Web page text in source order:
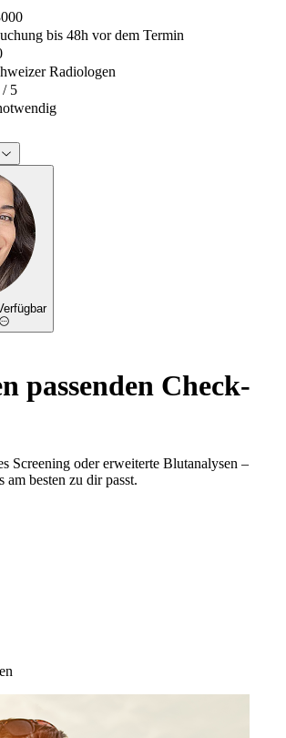
bis 48h vor dem Termin
Radiologen
/ 5
passenden Check-
Screening oder erweiterte Blutanalysen –
am besten zu dir passt.